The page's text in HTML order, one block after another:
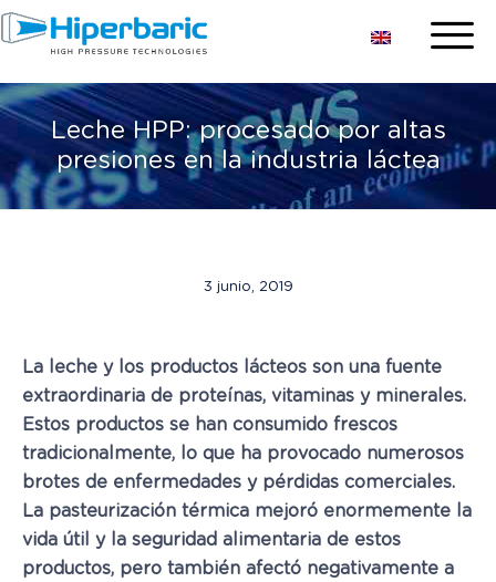
Leche HPP: procesado por altas
presiones en la industria láctea
3 junio, 2019
La leche y los productos lácteos son una fuente
extraordinaria de proteínas, vitaminas y minerales.
Estos productos se han consumido frescos
tradicionalmente, lo que ha provocado numerosos
brotes de enfermedades y pérdidas comerciales.
La pasteurización térmica mejoró enormemente la
vida útil y la seguridad alimentaria de estos
productos, pero también afectó negativamente a